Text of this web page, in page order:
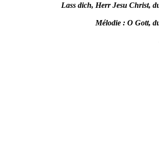
Lass dich, Herr Jesu Christ,
Mélodie : O Gott,
Nun